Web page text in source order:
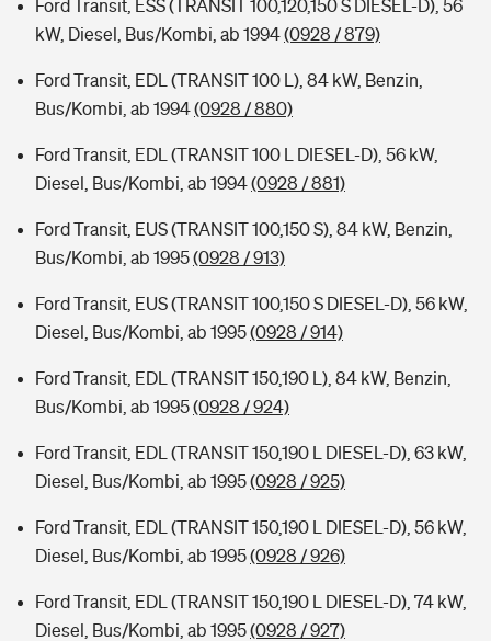
Ford Transit, ESS (TRANSIT 100,120,150 S DIESEL-D), 56
kW, Diesel, Bus/Kombi, ab 1994(0928 / 879)
Ford Transit, EDL (TRANSIT 100 L), 84 kW, Benzin,
Bus/Kombi, ab 1994(0928 / 880)
Ford Transit, EDL (TRANSIT 100 L DIESEL-D), 56 kW,
Diesel, Bus/Kombi, ab 1994(0928 / 881)
Ford Transit, EUS (TRANSIT 100,150 S), 84 kW, Benzin,
Bus/Kombi, ab 1995(0928 / 913)
Ford Transit, EUS (TRANSIT 100,150 S DIESEL-D), 56 kW,
Diesel, Bus/Kombi, ab 1995(0928 / 914)
Ford Transit, EDL (TRANSIT 150,190 L), 84 kW, Benzin,
Bus/Kombi, ab 1995(0928 / 924)
Ford Transit, EDL (TRANSIT 150,190 L DIESEL-D), 63 kW,
Diesel, Bus/Kombi, ab 1995(0928 / 925)
Ford Transit, EDL (TRANSIT 150,190 L DIESEL-D), 56 kW,
Diesel, Bus/Kombi, ab 1995(0928 / 926)
Ford Transit, EDL (TRANSIT 150,190 L DIESEL-D), 74 kW,
Diesel, Bus/Kombi, ab 1995(0928 / 927)